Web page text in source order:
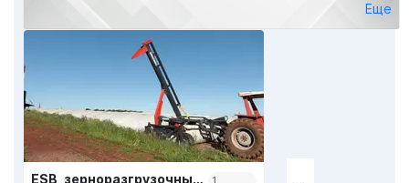
Техника поставляется более чем в 50 стран мира.
Полный цикл производства, техника изготавливается
из местного сырья по уникальным технологиям.
Еще
ESB, зерноразгрузочные машины
1